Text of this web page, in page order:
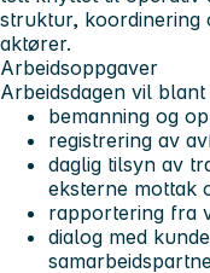
struktur, koordinering
aktører.
Arbeidsoppgaver
Arbeidsdagen vil
bemanning og
registrering av
daglig tilsyn av
eksterne mottak
rapportering fra
dialog med